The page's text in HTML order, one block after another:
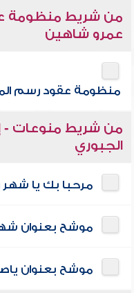
من شريط منظومة
عمرو شاهين
منظومة عقود رسم
من شريط منوعات -
الجبوري
مرحبا بك يا شهر
موشح بعنوان
موشح بعنوان